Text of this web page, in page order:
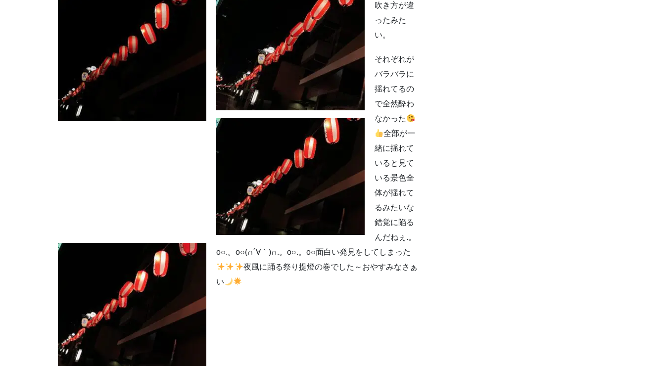
吹き方が違
ったみた
い。
それぞれが
バラバラに
揺れてるの
で全然酔わ
なかった
全部が一
緒に揺れて
いると見て
いる景色全
体が揺れて
るみたいな
錯覚に陥る
んだねぇ.。
o○.。o○(∩´∀｀)∩.。o○.。o○面白い発見をしてしまった
夜風に踊る祭り提燈の巻でした～おやすみなさぁ
い